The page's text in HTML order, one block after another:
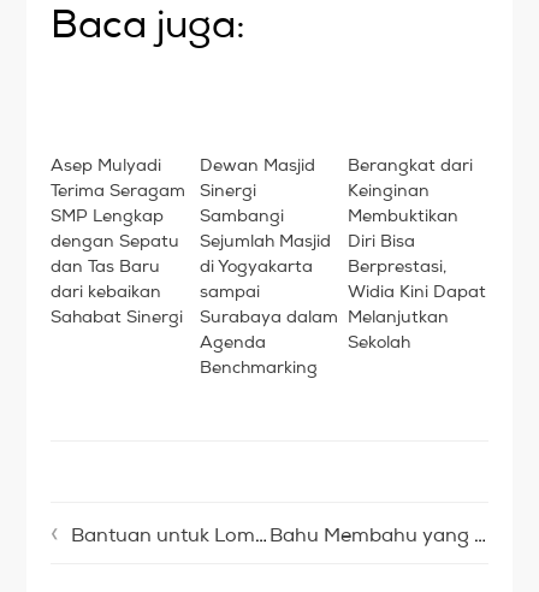
Baca juga:
Asep Mulyadi
Terima Seragam
SMP Lengkap
dengan Sepatu
dan Tas Baru
dari kebaikan
Sahabat Sinergi
Dewan Masjid
Sinergi
Sambangi
Sejumlah Masjid
di Yogyakarta
sampai
Surabaya dalam
Agenda
Benchmarking
Berangkat dari
Keinginan
Membuktikan
Diri Bisa
Berprestasi,
Widia Kini Dapat
Melanjutkan
Sekolah
Bantuan untuk Lombok Masih Terus Diproses Bahu Membahu yang Tak Mengenal Kata Berhenti